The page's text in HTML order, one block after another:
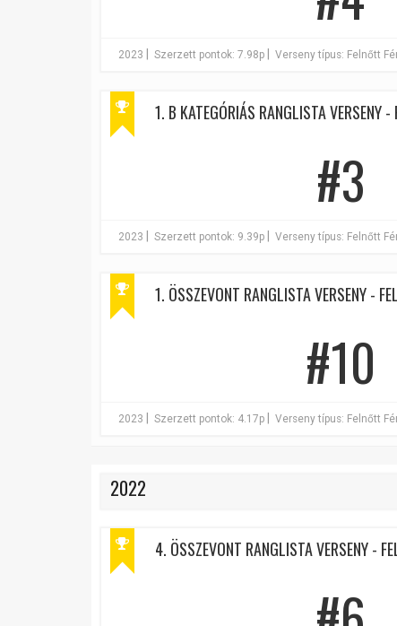
2023 Szerzett pontok: 7.98p Verseny típus: Felnőtt
1. B KATEGÓRIÁS RANGLISTA VERSENY -
#3
2023 Szerzett pontok: 9.39p Verseny típus: Felnőtt
1. ÖSSZEVONT RANGLISTA VERSENY -
#10
2023 Szerzett pontok: 4.17p Verseny típus: Felnőtt
2022
4. ÖSSZEVONT RANGLISTA VERSENY -